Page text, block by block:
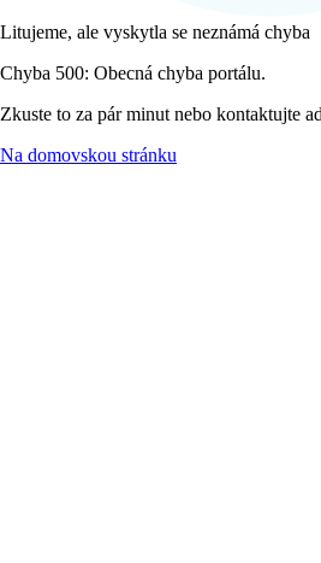
Litujeme, ale vyskytla se neznámá chyba
Chyba 500: Obecná chyba portálu.
Zkuste to za pár minut nebo kontaktujte
Na domovskou stránku